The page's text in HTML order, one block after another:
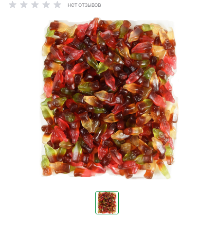
нет отзывов